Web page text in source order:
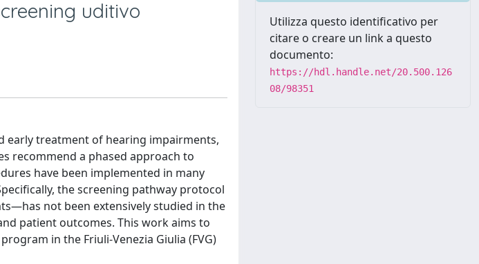
uditivo
early treatment of hearing impairments,
recommend a phased approach to
have been implemented in many
the screening pathway protocol
not been extensively studied in the
patient outcomes. This work aims to
in the Friuli-Venezia Giulia (FVG)
Utilizza questo identificativo per
citare o creare un link a questo
documento:
https://hdl.handle.net/20.500.126
08/98351